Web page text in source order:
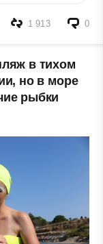
0
1 913
в тихом
но в море
рыбки